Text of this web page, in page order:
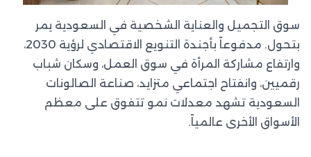
سوق التجميل والعناية الشخصية في السعودية يمر
بتحول. مدفوعاً بأجندة التنويع الاقتصادي لرؤية 2030،
وارتفاع مشاركة المرأة في سوق العمل، وسكان شباب
رقميين، وانفتاح اجتماعي متزايد، صناعة الصالونات
السعودية تشهد معدلات نمو تتفوق على معظم
الأسواق الأخرى عالمياً.